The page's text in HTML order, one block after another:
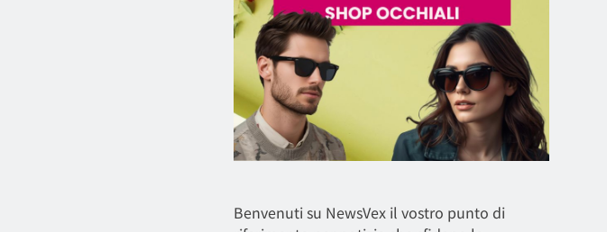
Benvenuti su NewsVex il vostro punto di